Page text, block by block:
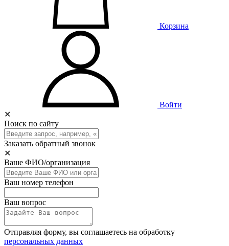
Корзина
Войти
✕
Поиск по сайту
Заказать обратный звонок
✕
Ваше ФИО/организация
Ваш номер телефон
Ваш вопрос
Отправляя форму, вы соглашаетесь на обработку
персональных данных